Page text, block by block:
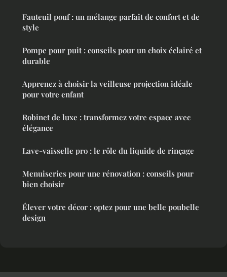
Fauteuil pouf : un mélange parfait de confort et de
style
Pompe pour puit : conseils pour un choix éclairé et
durable
Apprenez à choisir la veilleuse projection idéale
pour votre enfant
Robinet de luxe : transformez votre espace avec
élégance
Lave-vaisselle pro : le rôle du liquide de rinçage
Menuiseries pour une rénovation : conseils pour
bien choisir
Élever votre décor : optez pour une belle poubelle
design